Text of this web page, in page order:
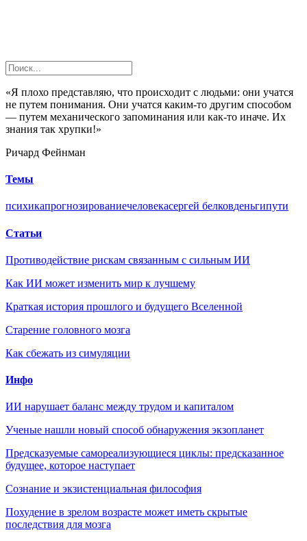
«Я плохо представляю, что происходит с людьми: они учатся
не путем понимания. Они учатся каким-то другим способом
— путем механического запоминания или как-то иначе. Их
знания так хрупки!»
Ричард Фейнман
Темы
психикапрогнозированиечеловекасергей белковденьгипути
Статьи
Противодействие рискам связанным с сильным ИИ
Как ИИ может изменить мир к лучшему
Краткая история прошлого и будущего Вселенной
Старение головного мозга
Как сбежать из симуляции
Инфо
ИИ нарушает баланс между трудом и капиталом
Ученые нашли новый способ обнаружения экзопланет
Предсказуемые самореализующиеся циклы: предсказанное
будущее, которое наступает
Сознание и экзистенциальная философия
Похудение в зрелом возрасте может иметь скрытые
последствия для мозга